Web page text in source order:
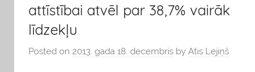
s
attīstībai atvēl par 38,7% vairāk
līdzekļu
Posted on 2013. gada 18. decembris by Atis Lejiņš